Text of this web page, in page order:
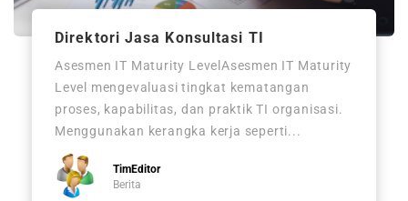
Direktori Jasa Konsultasi TI
Asesmen IT Maturity LevelAsesmen IT Maturity
Level mengevaluasi tingkat kematangan
proses, kapabilitas, dan praktik TI organisasi.
Menggunakan kerangka kerja seperti...
TimEditor
Berita